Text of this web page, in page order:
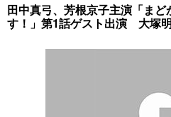
田中真弓、芳根京子主演「まど
す！」第1話ゲスト出演 大塚